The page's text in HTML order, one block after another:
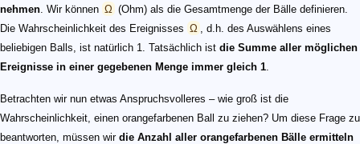
nehmen . Wir können Ω (Ohm) als die Gesamtmenge der Bälle definieren.
Die Wahrscheinlichkeit des Ereignisses Ω
, d.h. des Auswählens eines
beliebigen Balls, ist natürlich 1. Tatsächlich ist die Summe aller möglichen
Ereignisse in einer gegebenen Menge immer gleich 1
Betrachten wir nun etwas Anspruchsvolleres – wie groß ist die
Wahrscheinlichkeit, einen orangefarbenen Ball zu ziehen? Um diese Frage zu
beantworten, müssen wir die Anzahl aller orangefarbenen Bälle ermitteln